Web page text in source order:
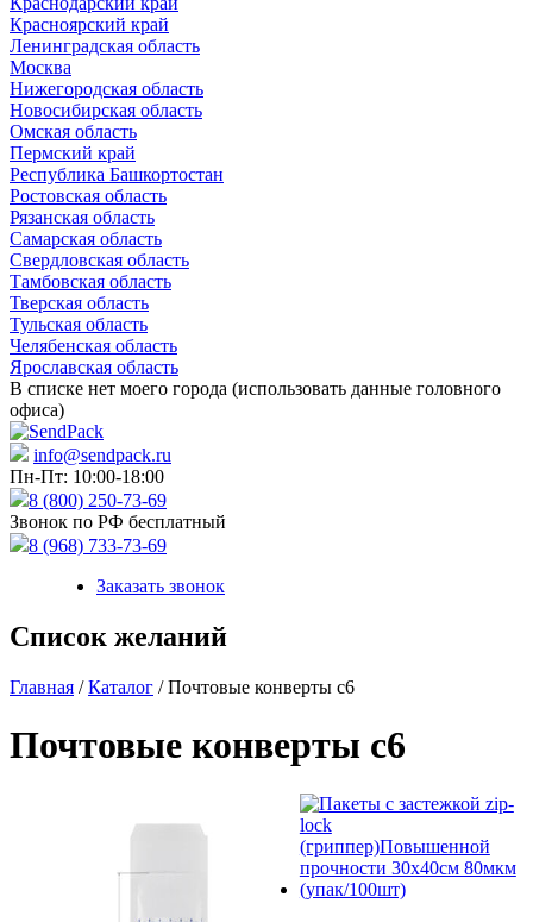
Красноярский край
Ленинградская область
Москва
Нижегородская область
Новосибирская область
Омская область
Пермский край
Республика Башкортостан
Ростовская область
Рязанская область
Самарская область
Свердловская область
Тамбовская область
Тверская область
Тульская область
Челябенская область
Ярославская область
В списке нет моего города (использовать данные головного
офиса)
info@sendpack.ru
Пн-Пт: 10:00-18:00
8 (800) 250-73-69
Звонок по РФ бесплатный
8 (968) 733-73-69
Заказать звонок
Список желаний
Главная /Каталог / Почтовые конверты c6
Почтовые конверты c6